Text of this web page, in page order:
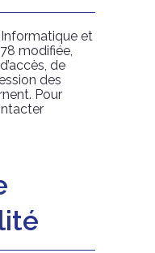
et
modifiée,
de
des
Pour